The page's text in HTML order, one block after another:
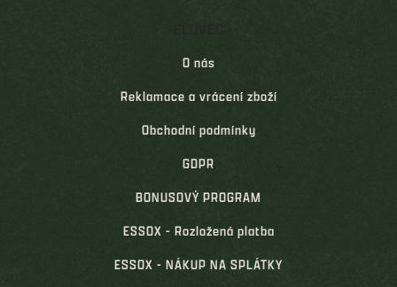
O nás
Reklamace a vrácení zboží
Obchodní podmínky
GDPR
BONUSOVÝ PROGRAM
ESSOX - Rozložená platba
ESSOX - NÁKUP NA SPLÁTKY